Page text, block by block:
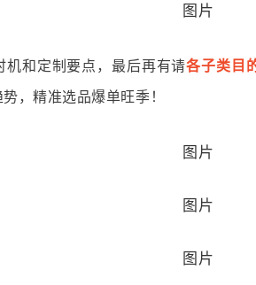
机和定制要点，最后再有请各子类目
，精准选品爆单旺季！